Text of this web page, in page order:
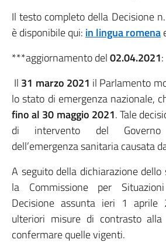
Il testo completo della Decisione
è disponibile qui: in lingua romena
***aggiornamento del02.04.2021:
Il 31 marzo 2021 il Parlamento
lo stato di emergenza nazionale,
fino al 30 maggio 2021. Tale
di intervento del
dell’emergenza sanitaria causata
A seguito della dichiarazione
la Commissione per
Decisione assunta ieri 1 aprile
ulteriori misure di contrasto
confermare quelle vigenti.